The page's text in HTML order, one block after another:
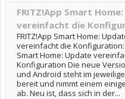
FRITZ!App Smart
vereinfacht die
FRITZ!App Smart Home:
vereinfacht die Konfiguration:
Smart Home: Update
Konfiguration Die neue
und Android steht im
bereit und nimmt einem
ab. Neu ist, dass sich in der...